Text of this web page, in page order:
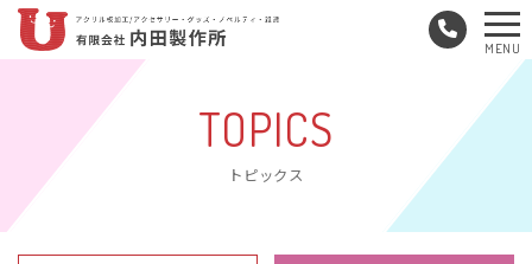
TOPICS
トピックス
メ
ュ
MENU